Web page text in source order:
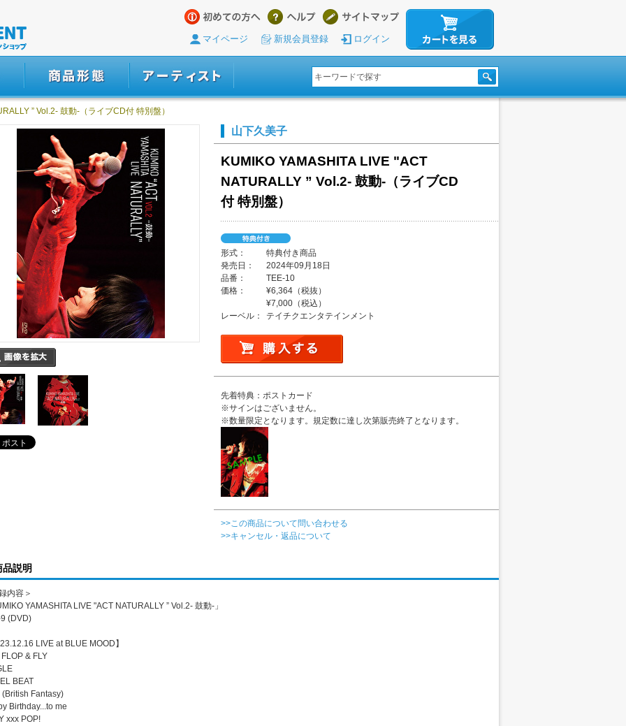
マイページ 新規会員登録 ログイン
” Vol.2- 鼓動-（ライブCD付 特別盤）
山下久美子
KUMIKO YAMASHITA LIVE "ACT
NATURALLY ” Vol.2- 鼓動-（ライブCD
付 特別盤）
形式：
特典付き商品
発売日：
2024年09月18日
品番：
TEE-10
価格：
¥6,364（税抜）
¥7,000（税込）
レーベル：
テイチクエンタテインメント
先着特典：ポストカード
※サインはございません。
※数量限定となります。規定数に達し次第販売終了となります。
>>この商品について問い合わせる
>>キャンセル・返品について
品説明
内容＞
YAMASHITA LIVE "ACT NATURALLY ” Vol.2- 鼓動-」
(DVD)
LIVE at BLUE MOOD】
& FLY
BEAT
Fantasy)
Birthday...to me
xxx POP!